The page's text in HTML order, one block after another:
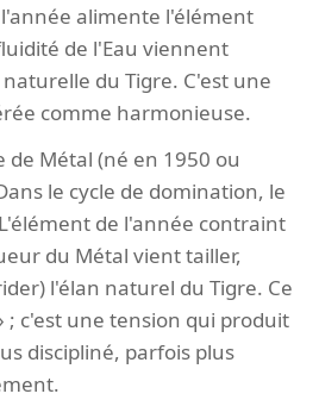
alimente l'élément
de l'Eau viennent
du Tigre. C'est une
comme harmonieuse.
Métal (né en 1950 ou
le cycle de domination, le
de l'année contraint
du Métal vient tailler,
l'élan naturel du Tigre. Ce
; c'est une tension qui produit
discipliné, parfois plus